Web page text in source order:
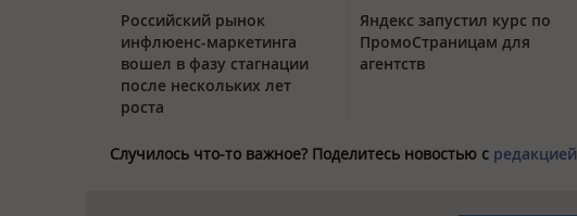
Российский рынок
инфлюенс-маркетинга
вошел в фазу стагнации
после нескольких лет
роста
Яндекс запустил курс по
ПромоСтраницам для
агентств
Случилось что-то важное? Поделитесь новостью с редакцией